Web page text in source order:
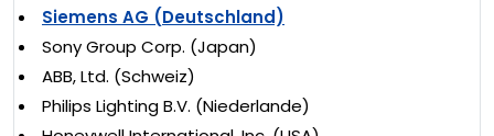
Siemens AG (Deutschland)
Sony Group Corp. (Japan)
ABB, Ltd. (Schweiz)
Philips Lighting B.V. (Niederlande)